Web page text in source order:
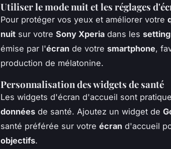
Utiliser le mode nuit et les réglages
Pour protéger vos yeux et améliorer votre
nuit sur votre Sony Xperia dans les
émise par l'écran de votre smartphone,
production de mélatonine.
Personnalisation des widgets de santé
Les widgets d'écran d'accueil sont
données de santé. Ajoutez un widget de
santé préférée sur votre écran d'accueil
objectifs.